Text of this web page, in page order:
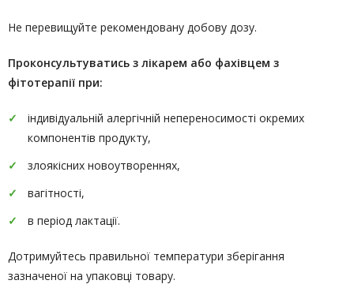
Не перевищуйте рекомендовану добову дозу.
Проконсультуватись з лікарем або фахівцем з
фітотерапії при:
індивідуальній алергічній непереносимості окремих
компонентів продукту,
злоякісних новоутвореннях,
вагітності,
в період лактації.
Дотримуйтесь правильної температури зберігання
зазначеної на упаковці товару.